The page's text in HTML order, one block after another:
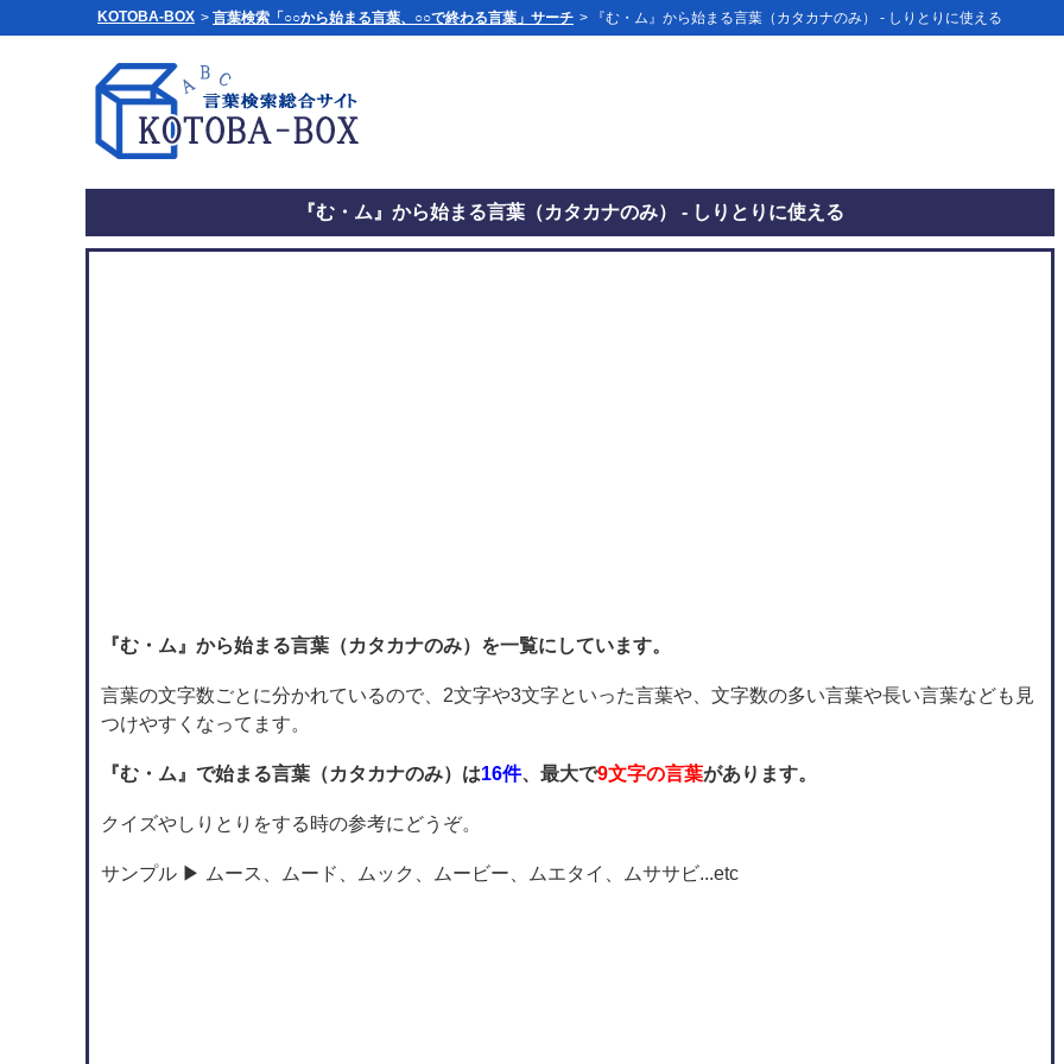
KOTOBA-BOX > 言葉検索「○○から始まる言葉、○○で終わる言葉」サーチ > 『む・ム』から始まる言葉（カタカナのみ） - しりとりに使える
『む・ム』から始まる言葉（カタカナのみ） - しりとりに使える
『む・ム』から始まる言葉（カタカナのみ）を一覧にしています。
言葉の文字数ごとに分かれているので、2文字や3文字といった言葉や、文字数の多い言葉や長い言葉なども見
つけやすくなってます。
『む・ム』で始まる言葉（カタカナのみ）は16件、最大で9文字の言葉があります。
クイズやしりとりをする時の参考にどうぞ。
サンプル ▶ ムース、ムード、ムック、ムービー、ムエタイ、ムササビ...etc